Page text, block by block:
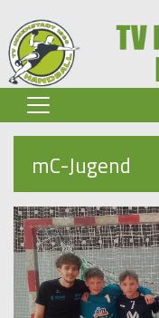
Home
Jugend
Spielbetrieb
Verein
mC-Jugend